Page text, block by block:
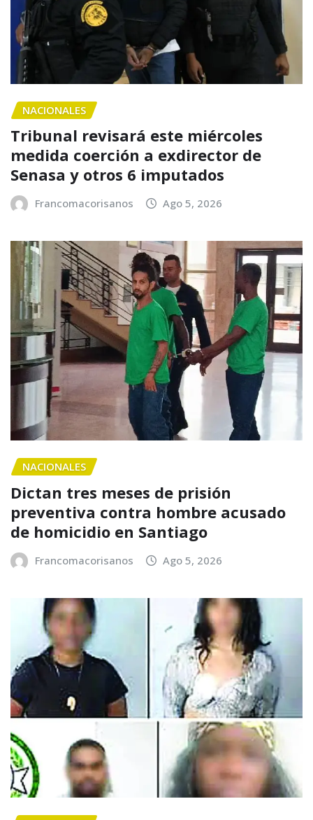
NACIONALES
Tribunal revisará este miércoles
medida coerción a exdirector de
Senasa y otros 6 imputados
Francomacorisanos Ago 5, 2026
NACIONALES
Dictan tres meses de prisión
preventiva contra hombre acusado
de homicidio en Santiago
Francomacorisanos Ago 5, 2026